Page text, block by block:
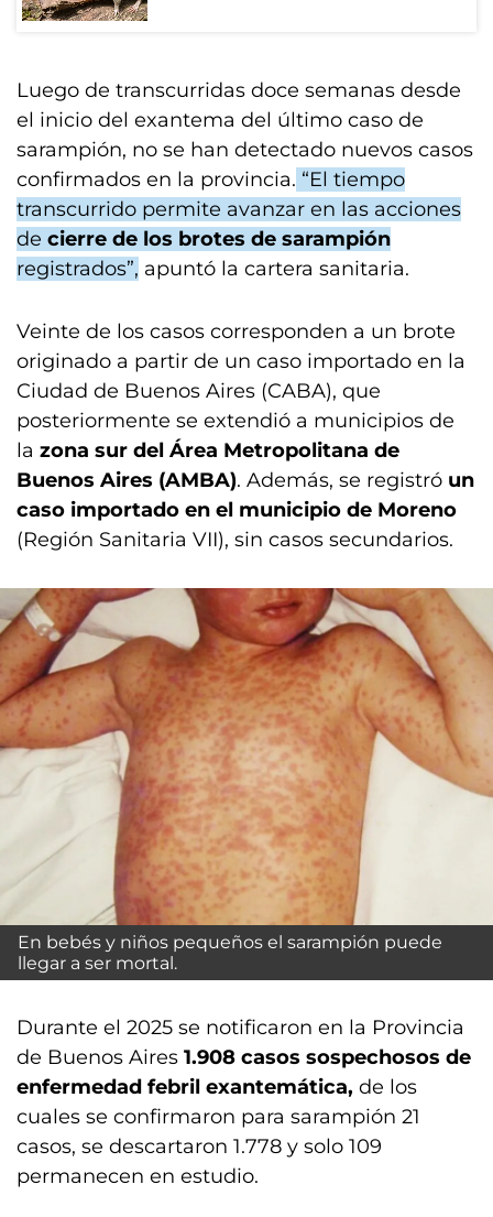
Luego de transcurridas doce semanas desde
el inicio del exantema del último caso de
sarampión, no se han detectado nuevos casos
confirmados en la provincia. “El tiempo
transcurrido permite avanzar en las acciones
de cierre de los brotes de sarampión
registrados”, apuntó la cartera sanitaria.
Veinte de los casos corresponden a un brote
originado a partir de un caso importado en la
Ciudad de Buenos Aires (CABA), que
posteriormente se extendió a municipios de
la zona sur del Área Metropolitana de
Buenos Aires (AMBA). Además, se registró un
caso importado en el municipio de Moreno
(Región Sanitaria VII), sin casos secundarios.
En bebés y niños pequeños el sarampión puede
llegar a ser mortal.
Durante el 2025 se notificaron en la Provincia
de Buenos Aires 1.908 casos sospechosos de
enfermedad febril exantemática, de los
cuales se confirmaron para sarampión 21
casos, se descartaron 1.778 y solo 109
permanecen en estudio.